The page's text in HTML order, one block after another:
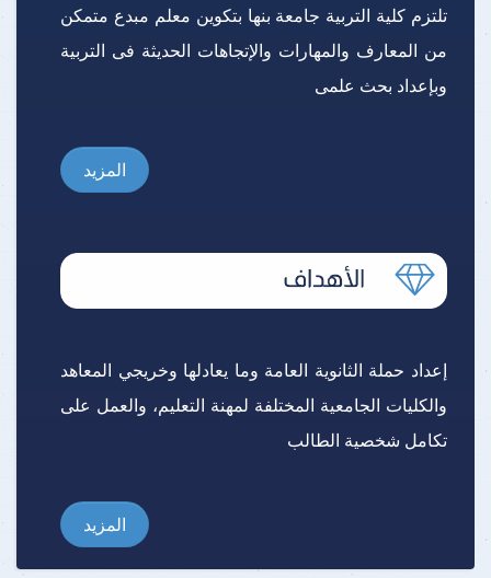
تلتزم كلية التربية جامعة بنها بتكوين معلم مبدع متمكن
من المعارف والمهارات والإتجاهات الحديثة فى التربية
وبإعداد بحث علمى
المزيد
إعداد حملة الثانوية العامة وما يعادلها وخريجي المعاهد
والكليات الجامعية المختلفة لمهنة التعليم، والعمل على
تكامل شخصية الطالب
المزيد